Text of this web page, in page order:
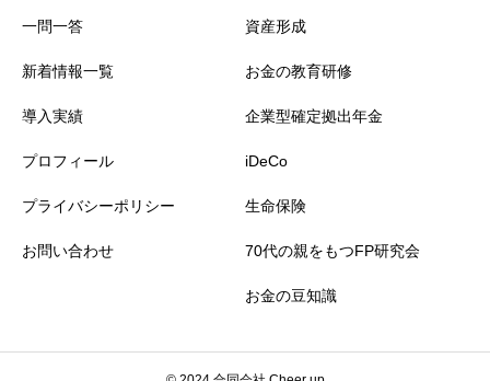
一問一答
新着情報一覧
導入実績
プロフィール
プライバシーポリシー
お問い合わせ
資産形成
お金の教育研修
企業型確定拠出年金
iDeCo
生命保険
70代の親をもつFP研究会
お金の豆知識